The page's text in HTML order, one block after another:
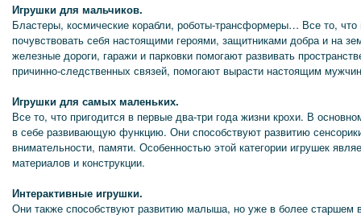
Игрушки для мальчиков.
Бластеры, космические корабли, роботы-трансформеры… Все то,
почувствовать себя настоящими героями, защитниками добра и на
железные дороги, гаражи и парковки помогают развивать
причинно-следственных связей, помогают вырасти настоящим
Игрушки для самых маленьких.
Все то, что пригодится в первые два-три года жизни крохи. В
в себе развивающую функцию. Они способствуют развитию
внимательности, памяти. Особенностью этой категории игрушек
материалов и конструкции.
Интерактивные игрушки.
Они также способствуют развитию малыша, но уже в более старшем